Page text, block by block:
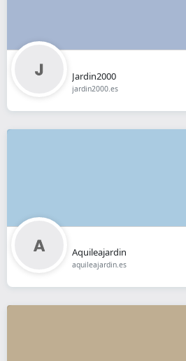
Jardin2000
jardin2000.es
Aquileajardin
aquileajardin.es